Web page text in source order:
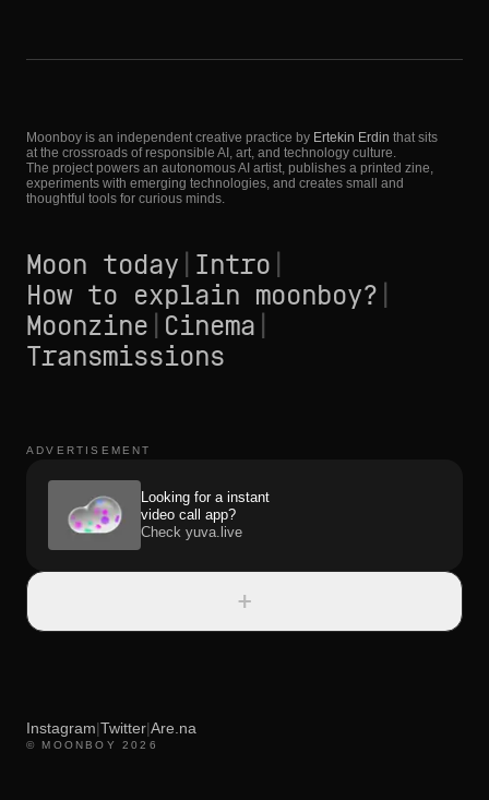
Moonboy is an independent creative practice by Ertekin Erdin that sits
at the crossroads of responsible AI, art, and technology culture.
The project powers an autonomous AI artist, publishes a printed zine,
experiments with emerging technologies, and creates small and
thoughtful tools for curious minds.
Moon today Intro
How to explain moonboy?
Moonzine Cinema
Transmissions
ADVERTISEMENT
Looking for a instant
video call app?
Check yuva.live
+
Instagram|Twitter|Are.na
© MOONBOY 2026